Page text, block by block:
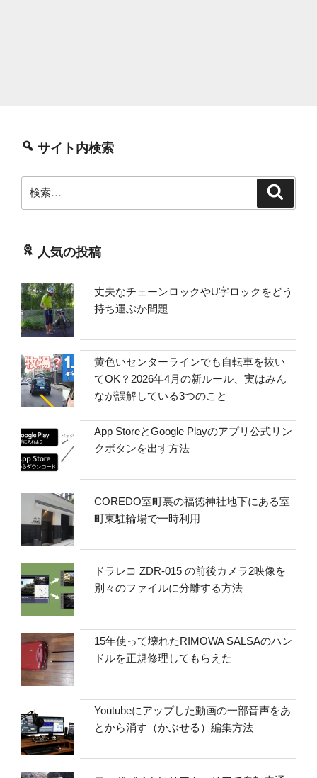
サイト内検索
索:
人気の投稿
丈夫なチェーンロックやU字ロックをどう
持ち運ぶか問題
黄色いセンターラインでも自転車を抜い
てOK？2026年4月の新ルール、実はみん
なが誤解している3つのこと
App StoreとGoogle Playのアプリ公式リン
クボタンを出す方法
COREDO室町裏の福徳神社地下にある室
町東駐輪場で一時利用
ドラレコ ZDR-015 の前後カメラ2映像を
別々のファイルに分離する方法
15年使って壊れたRIMOWA SALSAのハン
ドルを正規修理してもらえた
Youtubeにアップした動画の一部音声をあ
とから消す（かぶせる）編集方法